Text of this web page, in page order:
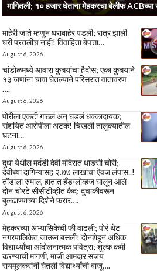
मागितली; १० हजार घेताना मेहकरचा बेलीफ
माहेरी जाते म्हणून घराबाहेर पडली; रात्र झाली
घरी परतलीच नाही! विवाहिता बेपत्ता…
August 6, 2026
चांडोळमध्ये आवारा कुत्र्यांचा हैदोस; एका कुत्र्याने
१३ जणांना चावा घेतल्याने परिसरात वातावरण
….
August 6, 2026
पोरीला एकटी गाठलं अन् घडलं धक्कादायक;
संशयित आरोपीला अटक! चिखली तालुक्यातील
घटना…
August 6, 2026
दुधा येथील मर्दडी देवी मंदिरात धाडसी चोरी;
देवीच्या दागिन्यांसह २.७७ लाखांचा ऐवज लंपास..!
तोंडाला रुमाल, हातात हँडग्लोव्हज घालून आले
दोन चोरटे सीसीटीव्हीत कैद; दुचाकीवरून
बुलढाण्याच्या दिशेने फरार….
August 6, 2026
मेहकरच्या अभ्यासिकेची फी वाढली; पोरं थेट
नगरपालिकेत जाऊन बसली! दोनशेहून अधिक
विद्यार्थ्यांचा आंदोलनात्मक पवित्रा; शुल्क कमी
करण्याची मागणी, माजी आमदार संजय
रायमूलकरांनी घेतली विद्यार्थ्यांची बाजू….